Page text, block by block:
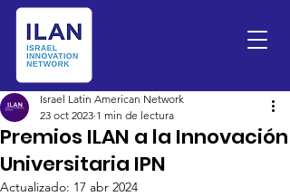
Premios ILAN a la Innovación
Universitaria IPN
Israel Latin American Network
23 oct 2023 1 min de lectura
Actualizado: 17 abr 2024